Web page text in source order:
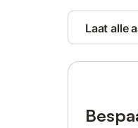
Laat alle